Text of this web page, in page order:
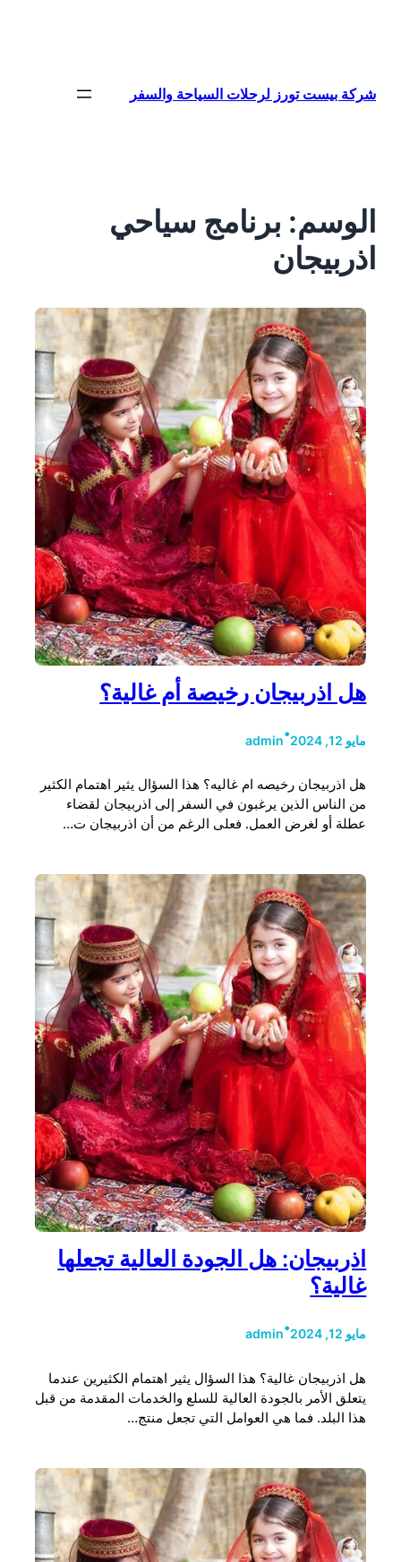
شركة بيست تورز لرحلات السياحة والسفر
الوسم: برنامج سياحي
اذربيجان
هل اذربيجان رخيصة أم غالية؟
مايو 12, 2024 •
admin
هل اذربيجان رخيصه ام غاليه؟ هذا السؤال يثير اهتمام الكثير
من الناس الذين يرغبون في السفر إلى اذربيجان لقضاء
عطلة أو لغرض العمل. فعلى الرغم من أن اذربيجان ت…
اذربيجان: هل الجودة العالية تجعلها
غالية؟
مايو 12, 2024 •
admin
هل اذربيجان غالية؟ هذا السؤال يثير اهتمام الكثيرين عندما
يتعلق الأمر بالجودة العالية للسلع والخدمات المقدمة من قبل
هذا البلد. فما هي العوامل التي تجعل منتج…